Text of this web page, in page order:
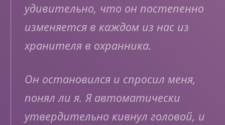
удивительно, что он постепенно
изменяется в каждом из нас из
хранителя в охранника.
Он остановился и спросил меня,
понял ли я. Я автоматически
утвердительно кивнул головой, и